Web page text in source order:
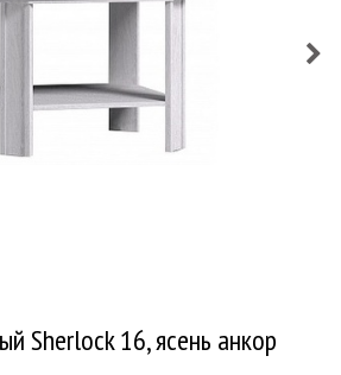
Sherlock 16, ясень анкор